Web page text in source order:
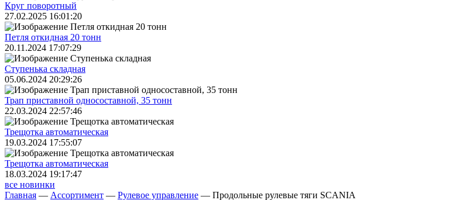
Круг поворотный
27.02.2025 16:01:20
Петля откидная 20 тонн
20.11.2024 17:07:29
Ступенька складная
05.06.2024 20:29:26
Трап приставной односоставной, 35 тонн
22.03.2024 22:57:46
Трещoтка автоматическая
19.03.2024 17:55:07
Трещoтка автоматическая
18.03.2024 19:17:47
все новинки
Главная — Ассортимент — Рулевое управление — Продольные рулевые тяги SCANIA